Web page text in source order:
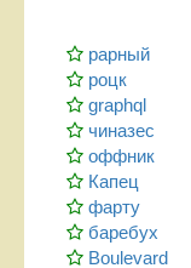
рарный
роцк
graphql
чиназес
оффник
Капец
фарту
баребух
Boulevard